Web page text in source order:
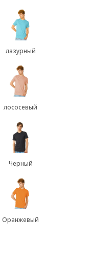
лазурный
лососевый
Черный
Оранжевый